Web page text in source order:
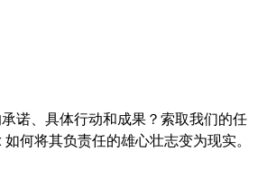
诺、具体行动和成果？索取我们的任
何将其负责任的雄心壮志变为现实。